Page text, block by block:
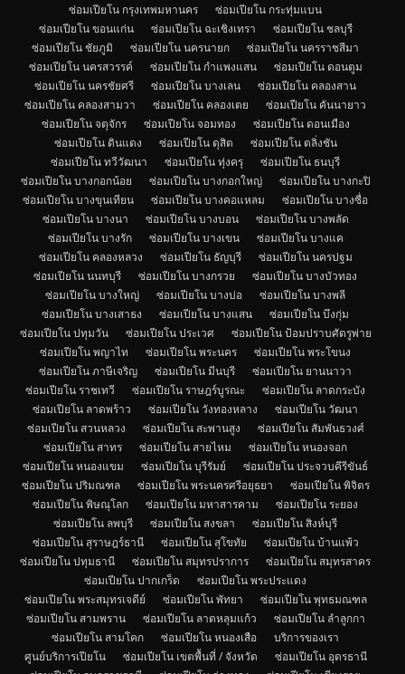
ซ่อมเปียโน กรุงเทพมหานคร
ซ่อมเปียโน กระทุ่มแบน
ซ่อมเปียโน ขอนแก่น
ซ่อมเปียโน ฉะเชิงเทรา
ซ่อมเปียโน ชลบุรี
ซ่อมเปียโน ชัยภูมิ
ซ่อมเปียโน นครนายก
ซ่อมเปียโน นครราชสีมา
ซ่อมเปียโน นครสวรรค์
ซ่อมเปียโน กำแพงแสน
ซ่อมเปียโน ดอนตูม
ซ่อมเปียโน นครชัยศรี
ซ่อมเปียโน บางเลน
ซ่อมเปียโน คลองสาน
ซ่อมเปียโน คลองสามวา
ซ่อมเปียโน คลองเตย
ซ่อมเปียโน คันนายาว
ซ่อมเปียโน จตุจักร
ซ่อมเปียโน จอมทอง
ซ่อมเปียโน ดอนเมือง
ซ่อมเปียโน ดินแดง
ซ่อมเปียโน ดุสิต
ซ่อมเปียโน ตลิ่งชัน
ซ่อมเปียโน ทวีวัฒนา
ซ่อมเปียโน ทุ่งครุ
ซ่อมเปียโน ธนบุรี
ซ่อมเปียโน บางกอกน้อย
ซ่อมเปียโน บางกอกใหญ่
ซ่อมเปียโน บางกะปิ
ซ่อมเปียโน บางขุนเทียน
ซ่อมเปียโน บางคอแหลม
ซ่อมเปียโน บางซื่อ
ซ่อมเปียโน บางนา
ซ่อมเปียโน บางบอน
ซ่อมเปียโน บางพลัด
ซ่อมเปียโน บางรัก
ซ่อมเปียโน บางเขน
ซ่อมเปียโน บางแค
ซ่อมเปียโน คลองหลวง
ซ่อมเปียโน ธัญบุรี
ซ่อมเปียโน นครปฐม
ซ่อมเปียโน นนทบุรี
ซ่อมเปียโน บางกรวย
ซ่อมเปียโน บางบัวทอง
ซ่อมเปียโน บางใหญ่
ซ่อมเปียโน บางบ่อ
ซ่อมเปียโน บางพลี
ซ่อมเปียโน บางเสาธง
ซ่อมเปียโน บางแสน
ซ่อมเปียโน บึงกุ่ม
ซ่อมเปียโน ปทุมวัน
ซ่อมเปียโน ประเวศ
ซ่อมเปียโน ป้อมปราบศัตรูพ่าย
ซ่อมเปียโน พญาไท
ซ่อมเปียโน พระนคร
ซ่อมเปียโน พระโขนง
ซ่อมเปียโน ภาษีเจริญ
ซ่อมเปียโน มีนบุรี
ซ่อมเปียโน ยานนาวา
ซ่อมเปียโน ราชเทวี
ซ่อมเปียโน ราษฎร์บูรณะ
ซ่อมเปียโน ลาดกระบัง
ซ่อมเปียโน ลาดพร้าว
ซ่อมเปียโน วังทองหลาง
ซ่อมเปียโน วัฒนา
ซ่อมเปียโน สวนหลวง
ซ่อมเปียโน สะพานสูง
ซ่อมเปียโน สัมพันธวงศ์
ซ่อมเปียโน สาทร
ซ่อมเปียโน สายไหม
ซ่อมเปียโน หนองจอก
ซ่อมเปียโน หนองแขม
ซ่อมเปียโน บุรีรัมย์
ซ่อมเปียโน ประจวบคีรีขันธ์
ซ่อมเปียโน ปริมณฑล
ซ่อมเปียโน พระนครศรีอยุธยา
ซ่อมเปียโน พิจิตร
ซ่อมเปียโน พิษณุโลก
ซ่อมเปียโน มหาสารคาม
ซ่อมเปียโน ระยอง
ซ่อมเปียโน ลพบุรี
ซ่อมเปียโน สงขลา
ซ่อมเปียโน สิงห์บุรี
ซ่อมเปียโน สุราษฎร์ธานี
ซ่อมเปียโน สุโขทัย
ซ่อมเปียโน บ้านแพ้ว
ซ่อมเปียโน ปทุมธานี
ซ่อมเปียโน สมุทรปราการ
ซ่อมเปียโน สมุทรสาคร
ซ่อมเปียโน ปากเกร็ด
ซ่อมเปียโน พระประแดง
ซ่อมเปียโน พระสมุทรเจดีย์
ซ่อมเปียโน พัทยา
ซ่อมเปียโน พุทธมณฑล
ซ่อมเปียโน สามพราน
ซ่อมเปียโน ลาดหลุมแก้ว
ซ่อมเปียโน ลำลูกกา
ซ่อมเปียโน สามโคก
ซ่อมเปียโน หนองเสือ
บริการของเรา
ศูนย์บริการเปียโน
ซ่อมเปียโน เขตพื้นที่ / จังหวัด
ซ่อมเปียโน อุดรธานี